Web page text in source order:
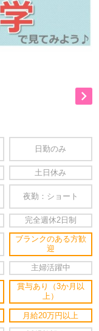

日勤のみ
土日休み
夜勤：ショート
完全週休2日制
ブランクのある方歓
迎
主婦活躍中
賞与あり（3か月以
上）
月給20万円以上